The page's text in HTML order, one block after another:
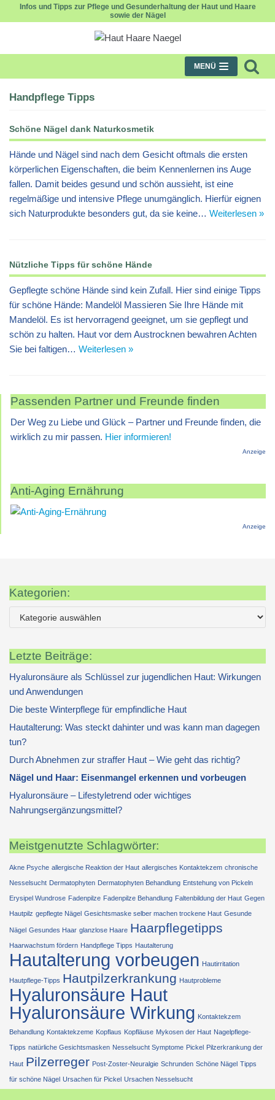
Infos und Tipps zur Pflege und Gesunderhaltung der Haut und Haare
sowie der Nägel
MENÜ
Handpflege Tipps
Schöne Nägel dank Naturkosmetik
Hände und Nägel sind nach dem Gesicht oftmals die ersten
körperlichen Eigenschaften, die beim Kennenlernen ins Auge
fallen. Damit beides gesund und schön aussieht, ist eine
regelmäßige und intensive Pflege unumgänglich. Hierfür eignen
sich Naturprodukte besonders gut, da sie keine… Weiterlesen »
Nützliche Tipps für schöne Hände
Gepflegte schöne Hände sind kein Zufall. Hier sind einige Tipps
für schöne Hände: Mandelöl Massieren Sie Ihre Hände mit
Mandelöl. Es ist hervorragend geeignet, um sie gepflegt und
schön zu halten. Haut vor dem Austrocknen bewahren Achten
Sie bei faltigen… Weiterlesen »
Passenden Partner und Freunde finden
Der Weg zu Liebe und Glück – Partner und Freunde finden, die
wirklich zu mir passen. Hier informieren!
Anzeige
Anti-Aging Ernährung
Anzeige
Kategorien:
Letzte Beiträge:
Hyaluronsäure als Schlüssel zur jugendlichen Haut: Wirkungen
und Anwendungen
Die beste Winterpflege für empfindliche Haut
Hautalterung: Was steckt dahinter und was kann man dagegen
tun?
Durch Abnehmen zur straffer Haut – Wie geht das richtig?
Nägel und Haar: Eisenmangel erkennen und vorbeugen
Hyaluronsäure – Lifestyletrend oder wichtiges
Nahrungsergänzungsmittel?
Meistgenutzte Schlagwörter:
Akne Psyche allergische Reaktion der Haut allergisches Kontaktekzem chronische
Nesselsucht Dermatophyten Dermatophyten Behandlung Entstehung von Pickeln
Erysipel Wundrose Fadenpilze Fadenpilze Behandlung Faltenbildung der Haut Gegen
Hautpilz gepflegte Nägel Gesichtsmaske selber machen trockene Haut Gesunde
Nägel Gesundes Haar glanzlose Haare Haarpflegetipps
Haarwachstum fördern Handpflege Tipps Hautalterung
Hautalterung vorbeugen Hautirritation
Hautpflege-Tipps Hautpilzerkrankung Hautprobleme
Hyaluronsäure Haut
Hyaluronsäure Wirkung Kontaktekzem
Behandlung Kontaktekzeme Kopflaus Kopfläuse Mykosen der Haut Nagelpflege-
Tipps natürliche Gesichtsmasken Nesselsucht Symptome Pickel Pilzerkrankung der
Haut Pilzerreger Post-Zoster-Neuralgie Schrunden Schöne Nägel Tipps
für schöne Nägel Ursachen für Pickel Ursachen Nesselsucht